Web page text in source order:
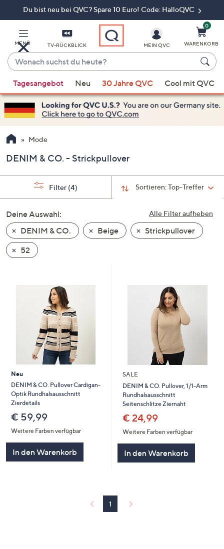
Du bist neu bei QVC? Spare 10 Euro! Code: HalloQVC
MENÜ TV-RÜCKBLICK
Wonach
suchst
du
heute?
Vorschläge
verfügbar
sind,
verwenden
Sie
Pfeiltasten
nach
und
nach
unten
oder
wischen
Sie
diese
anzuzeigen.
MEIN QVC
0
WARENKORB
Tagesangebot Neu 30 Jahre QVC Cool mit QVC
Mode
DENIM & CO. - Strickpullover
Sortieren:Top-Treffer
Filter (4)
Alle Filter aufheben
Deine Auswahl:
DENIM & CO.
Beige
Strickpullover
52
Neu
DENIM & CO. Pullover Cardigan-
Optik Rundhalsausschnitt
Zierdetails
€ 59,99
Weitere Farben verfügbar
In den Warenkorb
SALE
DENIM & CO. Pullover, 1/1-Arm
Rundhalsausschnitt
Seitenschlitze Ziernaht
€ 24,99
Weitere Farben verfügbar
In den Warenkorb
1